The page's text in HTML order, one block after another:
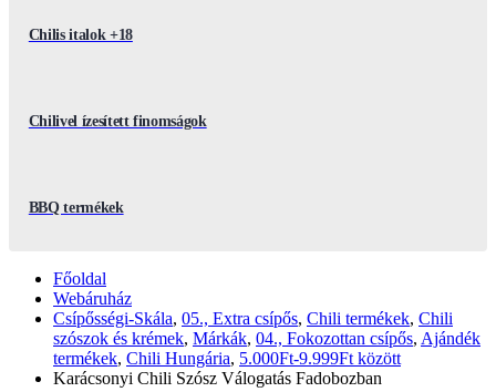
Chilis italok +18
Chilivel ízesített finomságok
BBQ termékek
Főoldal
Webáruház
Csípősségi-Skála, 05., Extra csípős, Chili termékek, Chili
szószok és krémek, Márkák, 04., Fokozottan csípős, Ajándék
termékek, Chili Hungária, 5.000Ft-9.999Ft között
Karácsonyi Chili Szósz Válogatás Fadobozban